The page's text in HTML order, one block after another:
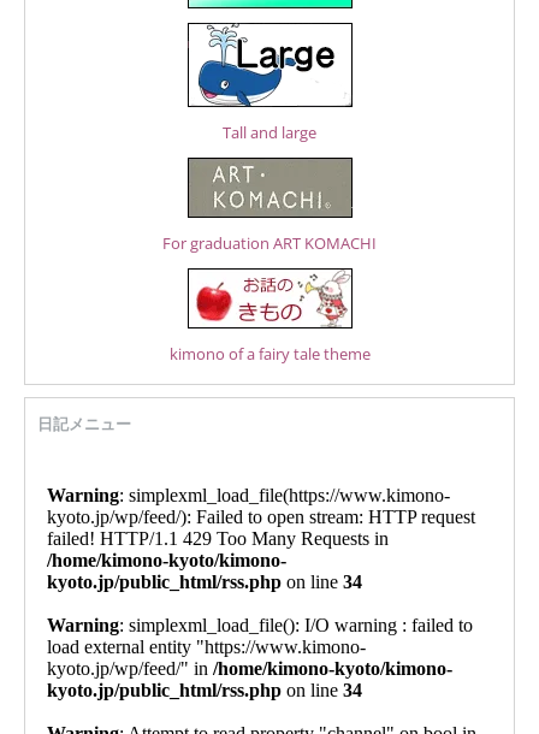
Tall and large
For graduation ART KOMACHI
kimono of a fairy tale theme
日記メニュー